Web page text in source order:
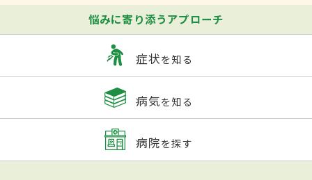
悩みに寄り添うアプローチ
症状を知る
病気を知る
病院を探す